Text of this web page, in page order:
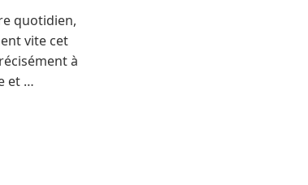
quotidien,
vite cet
à
et …